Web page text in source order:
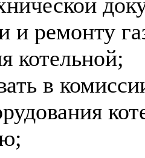
и ремонту
котельной;
в